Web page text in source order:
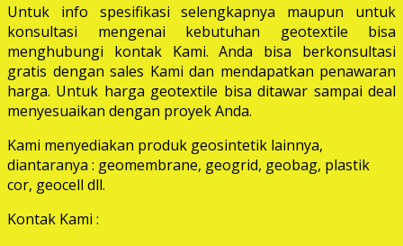
Untuk info spesifikasi selengkapnya maupun untuk
konsultasi mengenai kebutuhan geotextile bisa
menghubungi kontak Kami. Anda bisa berkonsultasi
gratis dengan sales Kami dan mendapatkan penawaran
harga. Untuk harga geotextile bisa ditawar sampai deal
menyesuaikan dengan proyek Anda.
Kami menyediakan produk geosintetik lainnya,
diantaranya : geomembrane, geogrid, geobag, plastik
cor, geocell dll.
Kontak Kami :